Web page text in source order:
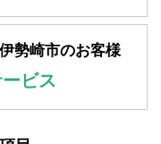
勢崎市のお客様
ビス